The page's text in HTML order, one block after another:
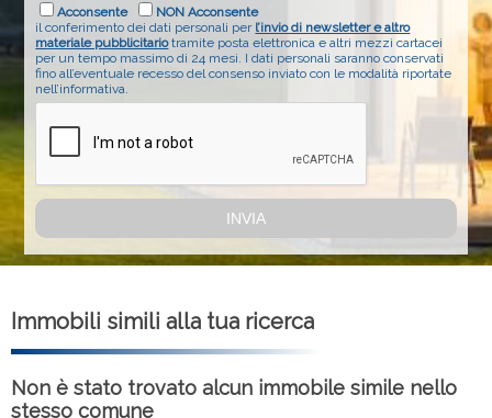
Acconsente
NON Acconsente
il conferimento dei dati personali per l’invio di newsletter e altro
materiale pubblicitariotramite posta elettronica e altri mezzi cartacei
per un tempo massimo di 24 mesi. I dati personali saranno conservati
fino all’eventuale recesso del consenso inviato con le modalità riportate
nell’informativa.
Immobili simili alla tua ricerca
Non è stato trovato alcun immobile simile nello
stesso comune